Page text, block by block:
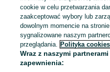
982586705
cookie w celu przetwarzania
zaakceptować wybory lub
dowolnym momencie na
sygnalizowane naszym
przeglądania. Polityka
Wraz z naszymi
zapewnienia: